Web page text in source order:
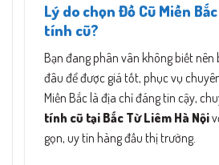
Lý do chọn Đồ Cũ Miền
tính cũ?
Bạn đang phân vân không biết
đâu để được giá tốt, phục vụ
Miền Bắc là địa chỉ đáng tin cậy,
tính cũ tại Bắc Từ Liêm Hà Nội
gọn, uy tín hàng đầu thị trường.